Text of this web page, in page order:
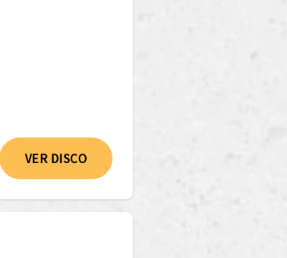
VER DISCO